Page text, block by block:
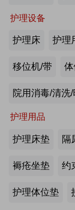
护理设备
护理床 护理
移位机/带
院用消毒/清洗
护理用品
护理床垫 隔
褥疮坐垫 约
护理体位垫
来源:养老福祉圈